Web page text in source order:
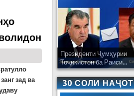
зад ва
Президенти Ҷумҳурии
Тоҷикистон ба Раиси...
30 СОЛИ НАҶОТ